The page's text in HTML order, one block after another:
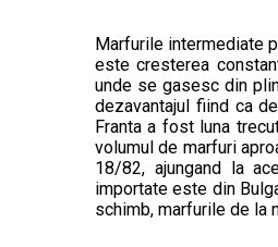
Marfurile intermediate
este cresterea
unde se gasesc din
dezavantajul fiind ca
Franta a fost luna
volumul de marfuri
18/82, ajungand la
importate este din
schimb, marfurile de la